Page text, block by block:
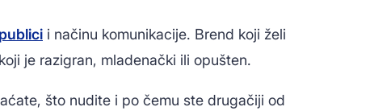
i načinu komunikacije. Brend koji želi
je razigran, mladenački ili opušten.
što nudite i po čemu ste drugačiji od